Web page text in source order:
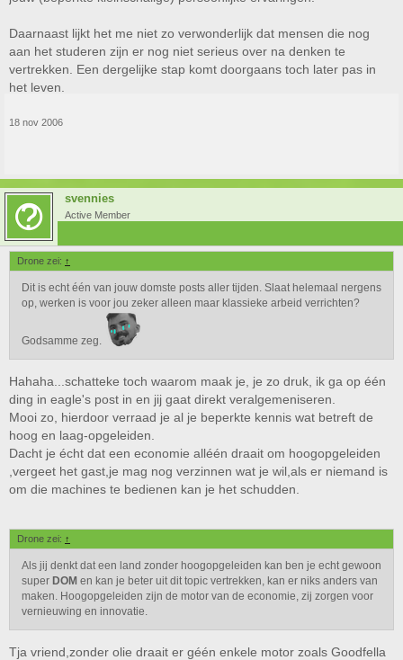
Daarnaast lijkt het me niet zo verwonderlijk dat mensen die nog
aan het studeren zijn er nog niet serieus over na denken te
vertrekken. Een dergelijke stap komt doorgaans toch later pas in
het leven.
18 nov 2006
svennies
Active Member
Drone zei: ↑
Dit is echt één van jouw domste posts aller tijden. Slaat helemaal nergens
op, werken is voor jou zeker alleen maar klassieke arbeid verrichten?
Godsamme zeg.
Hahaha...schatteke toch waarom maak je, je zo druk, ik ga op één
ding in eagle's post in en jij gaat direkt veralgemeniseren.
Mooi zo, hierdoor verraad je al je beperkte kennis wat betreft de
hoog en laag-opgeleiden.
Dacht je écht dat een economie alléén draait om hoogopgeleiden
,vergeet het gast,je mag nog verzinnen wat je wil,als er niemand is
om die machines te bedienen kan je het schudden.
Drone zei: ↑
Als jij denkt dat een land zonder hoogopgeleiden kan ben je echt gewoon
super DOM en kan je beter uit dit topic vertrekken, kan er niks anders van
maken. Hoogopgeleiden zijn de motor van de economie, zij zorgen voor
vernieuwing en innovatie.
Tja vriend,zonder olie draait er géén enkele motor zoals Goodfella